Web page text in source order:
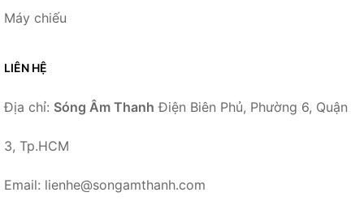
Máy chiếu
LIÊN HỆ
Địa chỉ: Sóng Âm Thanh Điện Biên Phủ, Phường 6, Quận
3, Tp.HCM
Email: lienhe@songamthanh.com